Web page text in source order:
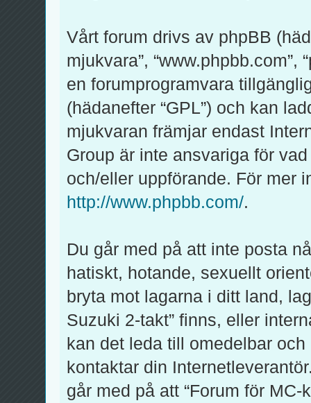
Vårt forum drivs av phpBB
mjukvara”, “www.phpbb.com”,
en forumprogramvara
(hädanefter “GPL”) och kan
mjukvaran främjar endast
Group är inte ansvariga för
och/eller uppförande. För mer
http://www.phpbb.com/.
Du går med på att inte posta
hatiskt, hotande, sexuellt
bryta mot lagarna i ditt land,
Suzuki 2-takt” finns, eller
kan det leda till omedelbar
kontaktar din
går med på att “Forum för